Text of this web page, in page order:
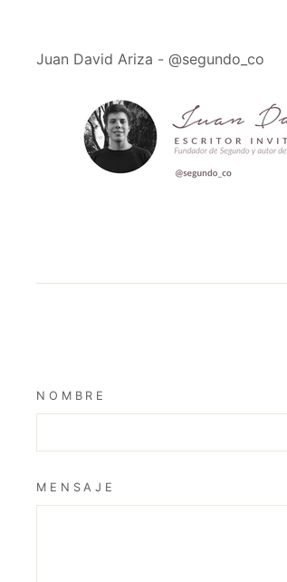
Juan David Ariza - @segundo_co
NOMBRE
MENSAJE